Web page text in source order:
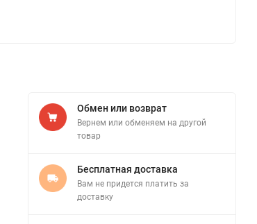
Обмен или возврат
Вернем или обменяем на другой
товар
Бесплатная доставка
Вам не придется платить за
доставку